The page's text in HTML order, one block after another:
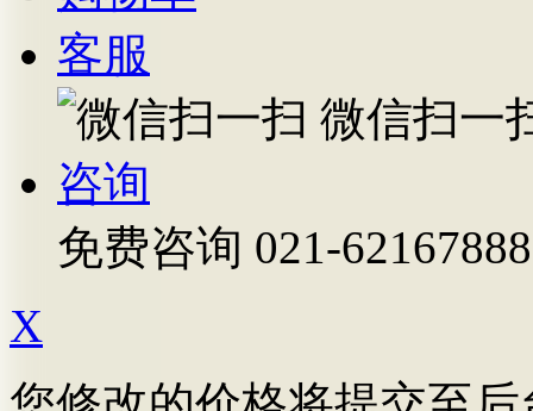
客服
微信扫一
咨询
免费咨询 021-62167888
X